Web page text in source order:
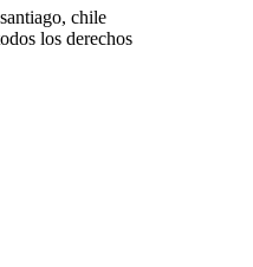
chile
los derechos